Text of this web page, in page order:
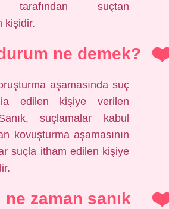
tarafından suçtan
kişidir.
ne demek?
aşamasında suç
edilen kişiye verilen
suçlamalar kabul
kovuşturma aşamasının
suçla itham edilen kişiye
zaman sanık